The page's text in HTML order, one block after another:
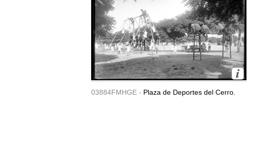
03884FMHGE - Plaza de Deportes del Cerro.